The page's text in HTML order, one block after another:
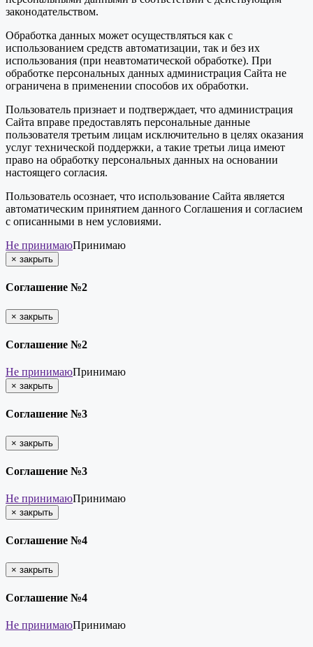
законодательством.
Обработка данных может осуществляться как с
использованием средств автоматизации, так и без их
использования (при неавтоматической обработке). При
обработке персональных данных администрация Сайта не
ограничена в применении способов их обработки.
Пользователь признает и подтверждает, что администрация
Сайта вправе предоставлять персональные данные
пользователя третьим лицам исключительно в целях оказания
услуг технической поддержки, а такие третьи лица имеют
право на обработку персональных данных на основании
настоящего согласия.
Пользователь осознает, что использование Сайта является
автоматическим принятием данного Соглашения и согласием
с описанными в нем условиями.
Не принимаюПринимаю
× закрыть
Соглашение №2
× закрыть
Соглашение №2
Не принимаюПринимаю
× закрыть
Соглашение №3
× закрыть
Соглашение №3
Не принимаюПринимаю
× закрыть
Соглашение №4
× закрыть
Соглашение №4
Не принимаюПринимаю